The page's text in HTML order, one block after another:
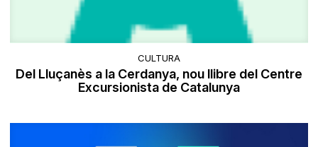
CULTURA
Del Lluçanès a la Cerdanya, nou llibre del Centre
Excursionista de Catalunya